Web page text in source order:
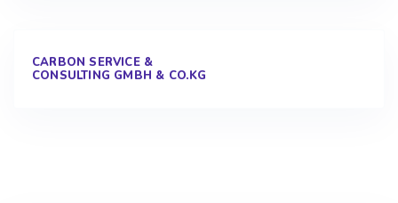
CARBON SERVICE &
CONSULTING GMBH & CO.KG